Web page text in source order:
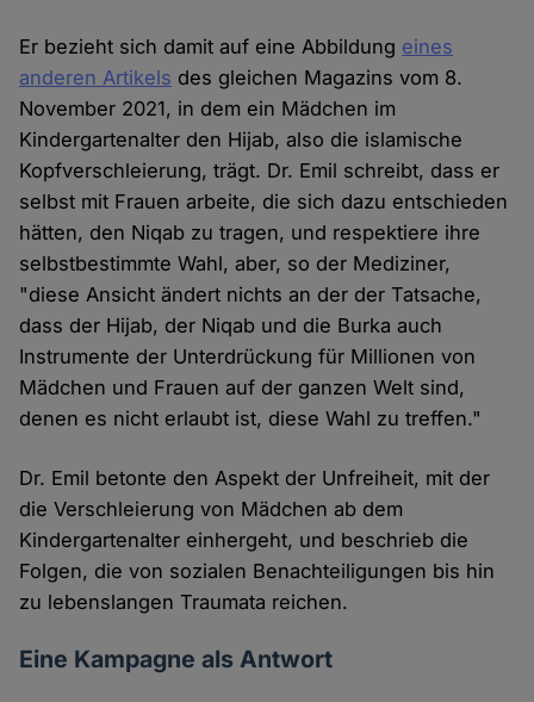
Er bezieht sich damit auf eine Abbildung eines
anderen Artikels des gleichen Magazins vom 8.
November 2021, in dem ein Mädchen im
Kindergartenalter den Hijab, also die islamische
Kopfverschleierung, trägt. Dr. Emil schreibt, dass er
selbst mit Frauen arbeite, die sich dazu entschieden
hätten, den Niqab zu tragen, und respektiere ihre
selbstbestimmte Wahl, aber, so der Mediziner,
"diese Ansicht ändert nichts an der der Tatsache,
dass der Hijab, der Niqab und die Burka auch
Instrumente der Unterdrückung für Millionen von
Mädchen und Frauen auf der ganzen Welt sind,
denen es nicht erlaubt ist, diese Wahl zu treffen."
Dr. Emil betonte den Aspekt der Unfreiheit, mit der
die Verschleierung von Mädchen ab dem
Kindergartenalter einhergeht, und beschrieb die
Folgen, die von sozialen Benachteiligungen bis hin
zu lebenslangen Traumata reichen.
Eine Kampagne als Antwort